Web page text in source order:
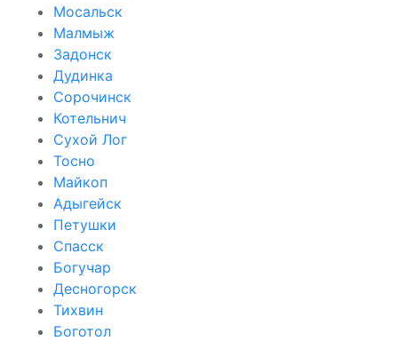
Мосальск
Малмыж
Задонск
Дудинка
Сорочинск
Котельнич
Сухой Лог
Тосно
Майкоп
Адыгейск
Петушки
Спасск
Богучар
Десногорск
Тихвин
Боготол